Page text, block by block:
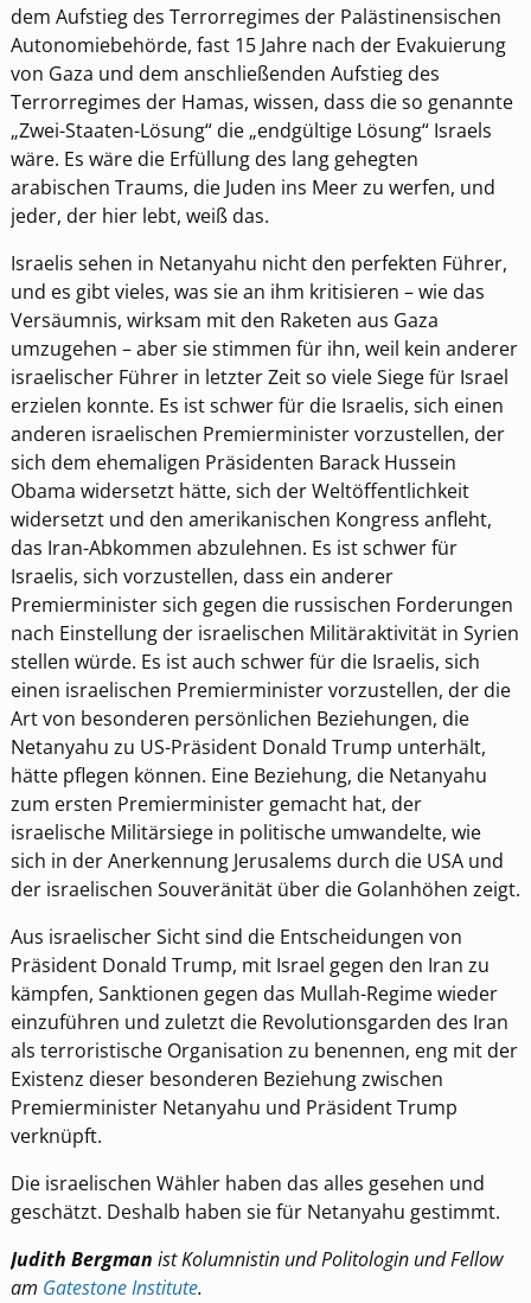
dem Aufstieg des Terrorregimes der Palästinensischen
Autonomiebehörde, fast 15 Jahre nach der Evakuierung
von Gaza und dem anschließenden Aufstieg des
Terrorregimes der Hamas, wissen, dass die so genannte
„Zwei-Staaten-Lösung“ die „endgültige Lösung“ Israels
wäre. Es wäre die Erfüllung des lang gehegten
arabischen Traums, die Juden ins Meer zu werfen, und
jeder, der hier lebt, weiß das.
Israelis sehen in Netanyahu nicht den perfekten Führer,
und es gibt vieles, was sie an ihm kritisieren – wie das
Versäumnis, wirksam mit den Raketen aus Gaza
umzugehen – aber sie stimmen für ihn, weil kein anderer
israelischer Führer in letzter Zeit so viele Siege für Israel
erzielen konnte. Es ist schwer für die Israelis, sich einen
anderen israelischen Premierminister vorzustellen, der
sich dem ehemaligen Präsidenten Barack Hussein
Obama widersetzt hätte, sich der Weltöffentlichkeit
widersetzt und den amerikanischen Kongress anfleht,
das Iran-Abkommen abzulehnen. Es ist schwer für
Israelis, sich vorzustellen, dass ein anderer
Premierminister sich gegen die russischen Forderungen
nach Einstellung der israelischen Militäraktivität in Syrien
stellen würde. Es ist auch schwer für die Israelis, sich
einen israelischen Premierminister vorzustellen, der die
Art von besonderen persönlichen Beziehungen, die
Netanyahu zu US-Präsident Donald Trump unterhält,
hätte pflegen können. Eine Beziehung, die Netanyahu
zum ersten Premierminister gemacht hat, der
israelische Militärsiege in politische umwandelte, wie
sich in der Anerkennung Jerusalems durch die USA und
der israelischen Souveränität über die Golanhöhen zeigt.
Aus israelischer Sicht sind die Entscheidungen von
Präsident Donald Trump, mit Israel gegen den Iran zu
kämpfen, Sanktionen gegen das Mullah-Regime wieder
einzuführen und zuletzt die Revolutionsgarden des Iran
als terroristische Organisation zu benennen, eng mit der
Existenz dieser besonderen Beziehung zwischen
Premierminister Netanyahu und Präsident Trump
verknüpft.
Die israelischen Wähler haben das alles gesehen und
geschätzt. Deshalb haben sie für Netanyahu gestimmt.
Judith Bergman ist Kolumnistin und Politologin und Fellow
am Gatestone Institute.